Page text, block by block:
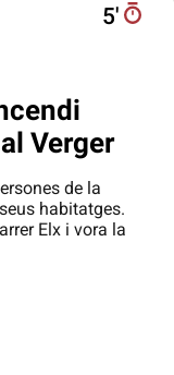
5′
Verger
de la
habitatges.
Elx i vora la